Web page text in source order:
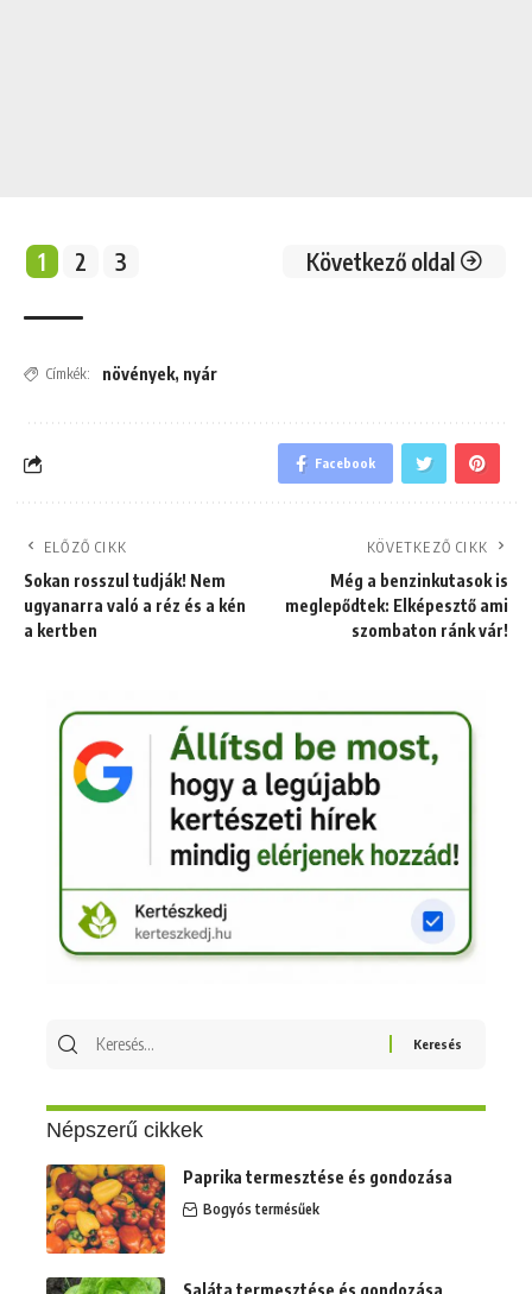
1 2 3 Következő oldal
Címkék: növények, nyár
Facebook
ELŐZŐ CIKK
Sokan rosszul tudják! Nem
ugyanarra való a réz és a kén
a kertben
KÖVETKEZŐ CIKK
Még a benzinkutasok is
meglepődtek: Elképesztő ami
szombaton ránk vár!
Keresés
Népszerű cikkek
Paprika termesztése és gondozása
Bogyós termésűek
Saláta termesztése és gondozása